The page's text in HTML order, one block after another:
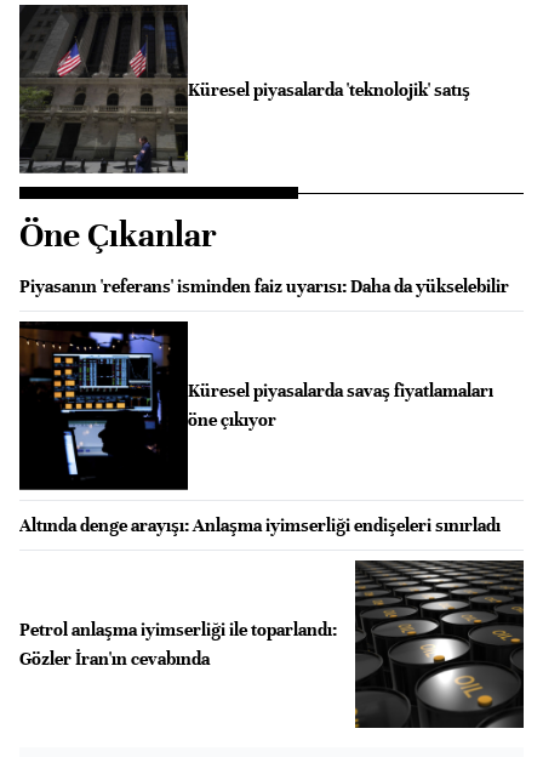
Küresel piyasalarda 'teknolojik' satış
Öne Çıkanlar
Piyasanın 'referans' isminden faiz uyarısı: Daha da yükselebilir
Küresel piyasalarda savaş fiyatlamaları
öne çıkıyor
Altında denge arayışı: Anlaşma iyimserliği endişeleri sınırladı
Petrol anlaşma iyimserliği ile toparlandı:
Gözler İran'ın cevabında